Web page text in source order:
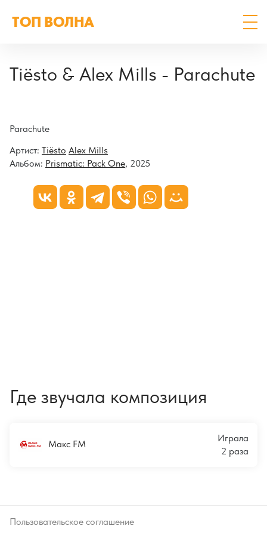
ТОП ВОЛНА
Tiësto & Alex Mills - Parachute
Parachute
Артист: Tiësto Alex Mills
Альбом: Prismatic: Pack One, 2025
Где звучала композиция
Макс FM
Играла
2 раза
Пользовательское соглашение